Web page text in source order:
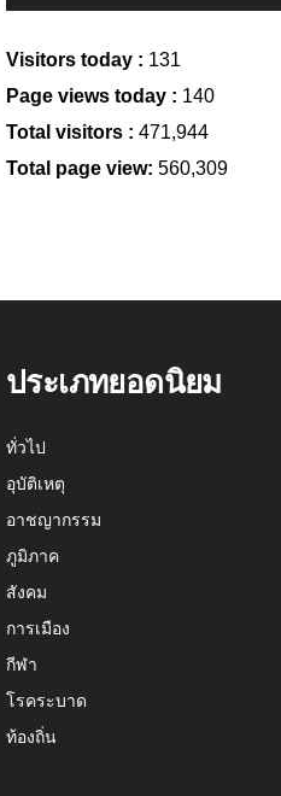
Visitors today : 131
Page views today : 140
Total visitors : 471,944
Total page view: 560,309
ประเภทยอดนิยม
ทั่วไป
อุบัติเหตุ
อาชญากรรม
ภูมิภาค
สังคม
การเมือง
กีฬา
โรคระบาด
ท้องถิ่น